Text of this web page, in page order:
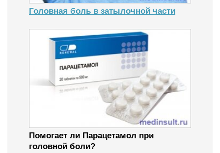
Головная боль в затылочной части
Помогает ли Парацетамол при
головной боли?